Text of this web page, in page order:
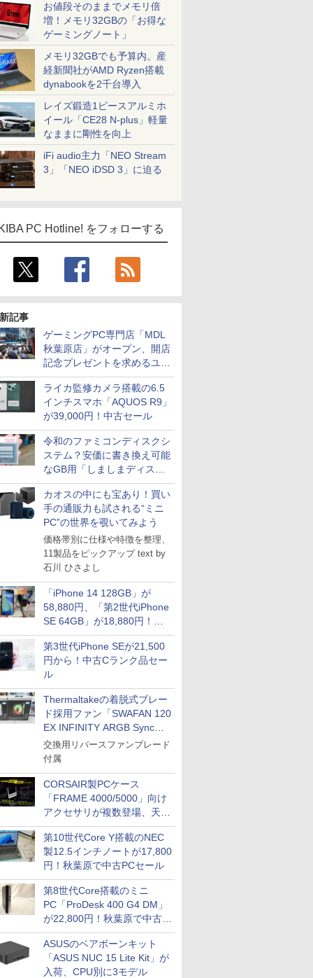
お値段そのままでメモリ倍
増！メモリ32GBの「お得な
ゲーミングノート」
メモリ32GBでも予算内。産
経新聞社がAMD Ryzen搭載
dynabookを2千台導入
レイズ鍛造1ピースアルミホ
イール「CE28 N-plus」軽量
なままに剛性を向上
iFi audio主力「NEO Stream
3」「NEO iDSD 3」に迫る
PC Hotline! をフォローする
記事
ゲーミングPC専門店「MDL
秋葉原店」がオープン、開店
記念プレゼントを求めるユー
ザーが押し寄せ長蛇の列に
ライカ監修カメラ搭載の6.5
インチスマホ「AQUOS R9」
が39,000円！中古セール
令和のファミコンディスクシ
ステム？安価に書き換え可能
なGB用「しましまディスク
システム」
カオスの中にも宝あり！買い
手の通販力も試される“ミニ
PC”の世界を覗いてみよう
価格帯別に仕様や特徴を整理、
11製品をピックアップ text by
石川 ひさよし
「iPhone 14 128GB」が
58,880円、「第2世代iPhone
SE 64GB」が18,880円！中
古Bランク品セール
第3世代iPhone SEが21,500
円から！中古Cランク品セー
ル
Thermaltakeの着脱式ブレー
ド採用ファン「SWAFAN 120
EX INFINITY ARGB Sync」
に単品パッケージ
交換用リバースファンブレード
付属
CORSAIR製PCケース
「FRAME 4000/5000」向け
アクセサリが複数登場、天然
木製パネルや背面コネクタ対
応トレイなど
第10世代Core Y搭載のNEC
製12.5インチノートが17,800
円！秋葉原で中古PCセール
第8世代Core搭載のミニ
PC「ProDesk 400 G4 DM」
が22,800円！秋葉原で中古
PCセール
ASUSのベアボーンキット
「ASUS NUC 15 Lite Kit」が
入荷、CPU別に3モデル